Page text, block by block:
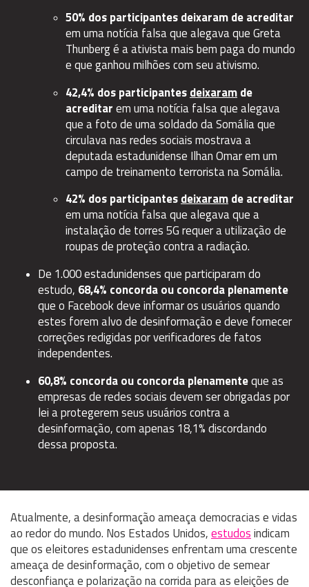
50% dos participantes deixaram de acreditar
em uma notícia falsa que alegava que Greta
Thunberg é a ativista mais bem paga do mundo
e que ganhou milhões com seu ativismo.
42,4% dos participantesdeixaramde
acreditarem uma notícia falsa que alegava
que a foto de uma soldado da Somália que
circulava nas redes sociais mostrava a
deputada estadunidense Ilhan Omar em um
campo de treinamento terrorista na Somália.
42% dos participantesdeixaramde acreditar
em uma notícia falsa que alegava que a
instalação de torres 5G requer a utilização de
roupas de proteção contra a radiação.
De 1.000 estadunidenses que participaram do
estudo, 68,4% concorda ou concorda plenamente
que o Facebook deve informar os usuários quando
estes forem alvo de desinformação e deve fornecer
correções redigidas por verificadores de fatos
independentes.
60,8% concorda ou concorda plenamenteque as
empresas de redes sociais devem ser obrigadas por
lei a protegerem seus usuários contra a
desinformação, com apenas 18,1% discordando
dessa proposta.
Atualmente, a desinformação ameaça democracias e vidas
ao redor do mundo. Nos Estados Unidos,estudosindicam
que os eleitores estadunidenses enfrentam uma crescente
ameaça de desinformação, com o objetivo de semear
desconfiança e polarização na corrida para as eleições de